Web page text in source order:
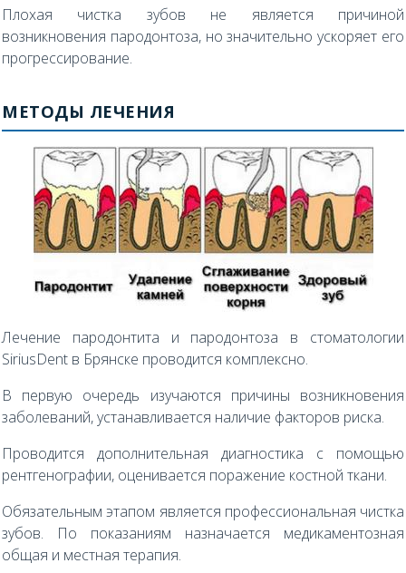
Плохая чистка зубов не является причиной
возникновения пародонтоза, но значительно ускоряет его
прогрессирование.
МЕТОДЫ ЛЕЧЕНИЯ
Лечение пародонтита и пародонтоза в стоматологии
SiriusDent в Брянске проводится комплексно.
В первую очередь изучаются причины возникновения
заболеваний, устанавливается наличие факторов риска.
Проводится дополнительная диагностика с помощью
рентгенографии, оценивается поражение костной ткани.
Обязательным этапом является профессиональная чистка
зубов. По показаниям назначается медикаментозная
общая и местная терапия.